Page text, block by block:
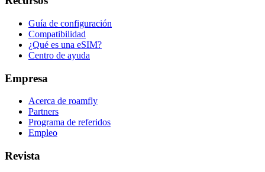
Guía de configuración
Compatibilidad
¿Qué es una eSIM?
Centro de ayuda
Empresa
Acerca de roamfly
Partners
Programa de referidos
Empleo
Revista